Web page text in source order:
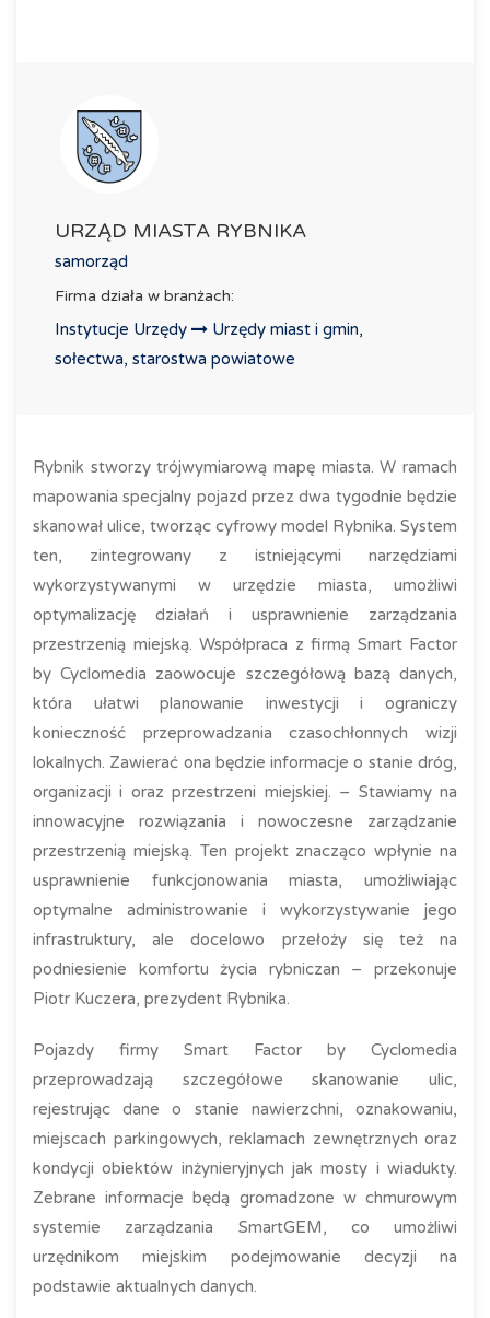
URZĄD MIASTA RYBNIKA
samorząd
Firma działa w branżach:
Instytucje Urzędy
Urzędy miast i gmin,
sołectwa, starostwa powiatowe
Rybnik stworzy trójwymiarową mapę miasta. W ramach
mapowania specjalny pojazd przez dwa tygodnie będzie
skanował ulice, tworząc cyfrowy model Rybnika. System
ten, zintegrowany z istniejącymi narzędziami
wykorzystywanymi w urzędzie miasta, umożliwi
optymalizację działań i usprawnienie zarządzania
przestrzenią miejską. Współpraca z firmą Smart Factor
by Cyclomedia zaowocuje szczegółową bazą danych,
która ułatwi planowanie inwestycji i ograniczy
konieczność przeprowadzania czasochłonnych wizji
lokalnych. Zawierać ona będzie informacje o stanie dróg,
organizacji i oraz przestrzeni miejskiej. – Stawiamy na
innowacyjne rozwiązania i nowoczesne zarządzanie
przestrzenią miejską. Ten projekt znacząco wpłynie na
usprawnienie funkcjonowania miasta, umożliwiając
optymalne administrowanie i wykorzystywanie jego
infrastruktury, ale docelowo przełoży się też na
podniesienie komfortu życia rybniczan – przekonuje
Piotr Kuczera, prezydent Rybnika.
Pojazdy firmy Smart Factor by Cyclomedia
przeprowadzają szczegółowe skanowanie ulic,
rejestrując dane o stanie nawierzchni, oznakowaniu,
miejscach parkingowych, reklamach zewnętrznych oraz
kondycji obiektów inżynieryjnych jak mosty i wiadukty.
Zebrane informacje będą gromadzone w chmurowym
systemie zarządzania SmartGEM, co umożliwi
urzędnikom miejskim podejmowanie decyzji na
podstawie aktualnych danych.